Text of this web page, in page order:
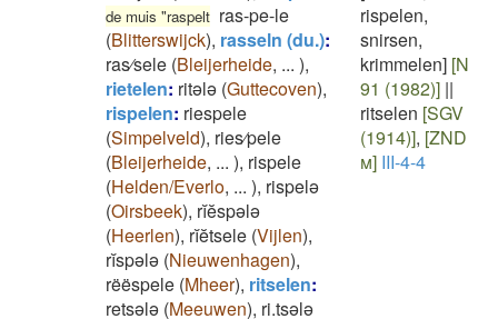
de muis "raspelt ras-pe-le
(Blitterswijck), rasseln (du.):
ras⁄sele (Bleijerheide, ... ),
rietelen: ritələ (Guttecoven),
rispelen: riespele
(Simpelveld), ries⁄pele
(Bleijerheide, ... ), rispele
(Helden/Everlo, ... ), rispelə
(Oirsbeek), rĭĕspələ
(Heerlen), rĭĕtsele (Vijlen),
rĭspələ (Nieuwenhagen),
rëëspele (Mheer), ritselen:
retsələ (Meeuwen), ri.tsələ
rispelen,
snirsen,
krimmelen] [N
91 (1982)] ||
ritselen [SGV
(1914)], [ZND
m] III-4-4